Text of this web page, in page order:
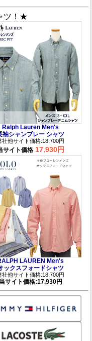
ツ！★
Ralph Lauren Men's
袖シャンブレー シャツ
社他サイト価格:18,700円
サイト価格 17,930円
LAUREN Men's
ックスフォードシャツ
社他サイト価格:18,700円
当サイト価格:17,930円